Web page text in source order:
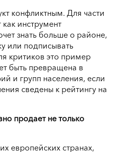
конфликтным. Для части
инструмент
знать больше о районе,
или подписывать
критиков это пример
быть превращена в
и групп населения, если
сведены к рейтингу на
продает не только
европейских странах,